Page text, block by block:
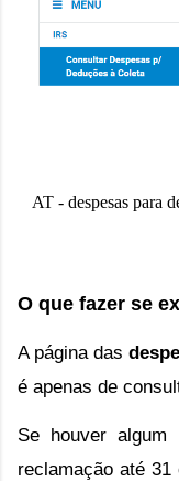
AT - despesas para
O que fazer se
A página das
é apenas de
Se houver algum
reclamação até